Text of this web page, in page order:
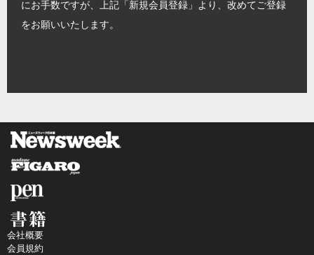
にお手数ですが、上記「新規会員登録」より、改めてご登録
をお願いいたします。
会社概要
会員規約